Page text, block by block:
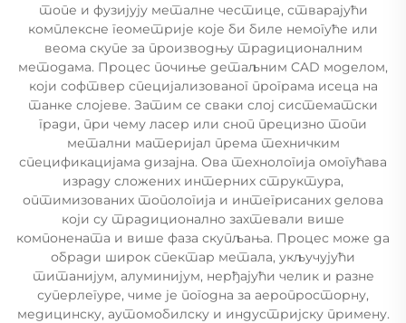
топе и фузијују металне честице, стварајући
комплексне геометрије које би биле немогуће или
веома скупе за производњу традиционалним
методама. Процес почиње детаљним CAD моделом,
који софтвер специјализованог програма исеца на
танке слојеве. Затим се сваки слој систематски
гради, при чему ласер или сноп прецизно топи
метални материјал према техничким
спецификацијама дизајна. Ова технологија омогућава
израду сложених интерних структура,
оптимизованих топологија и интегрисаних делова
који су традиционално захтевали више
компонената и више фаза скупљања. Процес може да
обради широк спектар метала, укључујући
титанијум, алуминијум, нерђајући челик и разне
суперлегуре, чиме је погодна за аеропросторну,
медицинску, аутомобилску и индустријску примену.